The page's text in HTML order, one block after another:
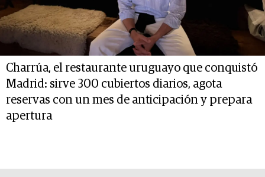
Charrúa, el restaurante uruguayo que conquistó
Madrid: sirve 300 cubiertos diarios, agota
reservas con un mes de anticipación y prepara
apertura